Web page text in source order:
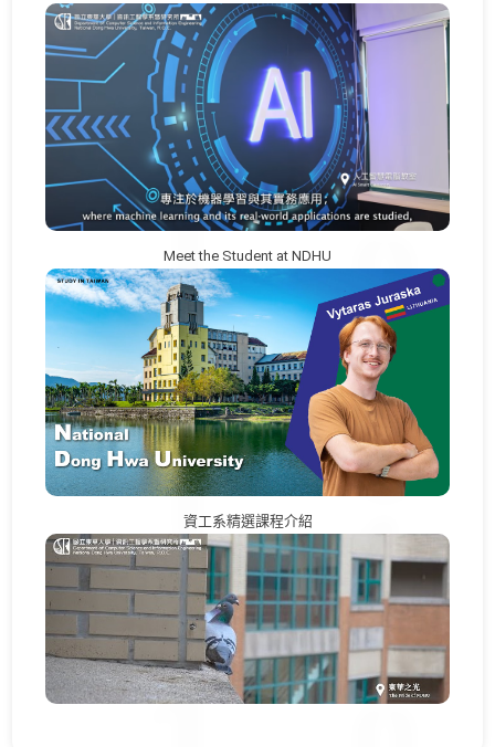
Meet the Student at NDHU
資工系精選課程介紹